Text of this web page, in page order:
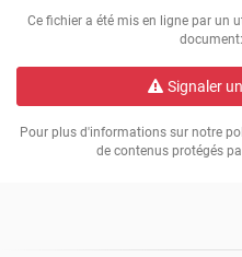
Darnétal
EU
Ce fichier a été mis en ligne par un
Signaler
Pour plus d'informations sur notre
de contenus protégés